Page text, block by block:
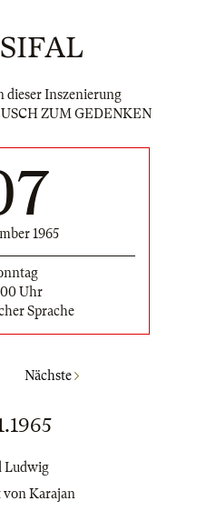
dieser Inszenierung
ZUM GEDENKEN
1965
Uhr
Sprache
Nächste
Ludwig
von Karajan